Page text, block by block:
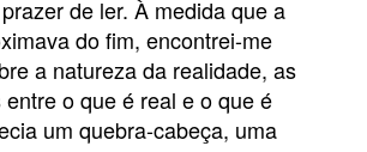
de ler. À medida que a
do fim, encontrei-me
a natureza da realidade, as
o que é real e o que é
um quebra-cabeça, uma